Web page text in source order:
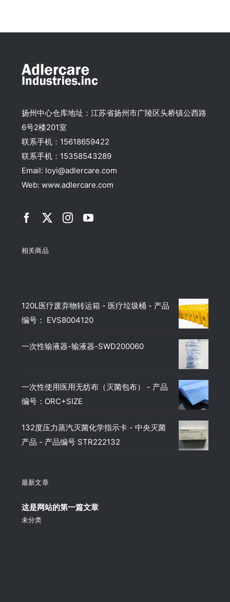
扬州中心仓库地址：江苏省扬州市广陵区头桥镇公西路
6号2楼201室
联系手机：15618659422
联系手机：15358543289
Email: loyi@adlercare.com
Web: www.adlercare.com
最新文章
这是网站的第一篇文章
未分类
相关商品
120L医疗废弃物转运箱 - 医疗垃圾桶 - 产品
编号： EVS8004120
一次性输液器-输液器-SWD200060
一次性使用医用无纺布（灭菌包布） - 产品
编号：ORC+SIZE
132度压力蒸汽灭菌化学指示卡 - 中央灭菌
产品 - 产品编号 STR222132